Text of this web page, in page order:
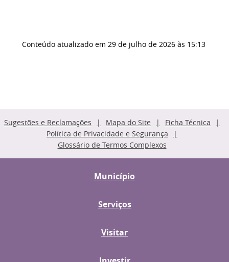
Conteúdo atualizado em 29 de julho de 2026 às 15:13
Sugestões e Reclamações Mapa do Site
Ficha Técnica
Política de Privacidade e Segurança
Glossário de Termos Complexos
Município
Serviços
Visitar